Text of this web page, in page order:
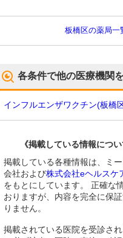
板橋区の薬局一
各条件で他の医療機関
インフルエンザワクチン(板橋
《掲載している情報につ
掲載している各種情報は、ミ
会社および株式会社eヘルスケ
をもとにしています。 正確な
おりますが、内容を完全に保
りません。
掲載されている医院を受診さ